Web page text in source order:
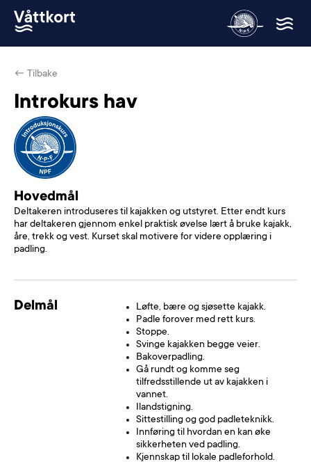
← Tilbake
Introkurs hav
Hovedmål
Deltakeren introduseres til kajakken og utstyret. Etter endt kurs
har deltakeren gjennom enkel praktisk øvelse lært å bruke kajakk,
åre, trekk og vest. Kurset skal motivere for videre opplæring i
padling.
Delmål
Løfte, bære og sjøsette kajakk.
Padle forover med rett kurs.
Stoppe.
Svinge kajakken begge veier.
Bakoverpadling.
Gå rundt og komme seg
tilfredsstillende ut av kajakken i
vannet.
Ilandstigning.
Sittestilling og god padleteknikk.
Innføring til hvordan en kan øke
sikkerheten ved padling.
Kjennskap til lokale padleforhold.